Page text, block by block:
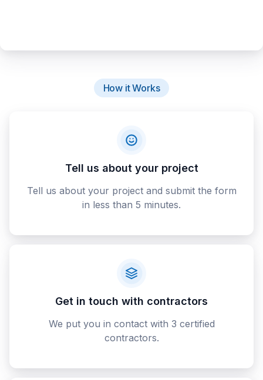
How it Works
Tell us about your project
Tell us about your project and submit the form
in less than 5 minutes.
Get in touch with contractors
We put you in contact with 3 certified
contractors.